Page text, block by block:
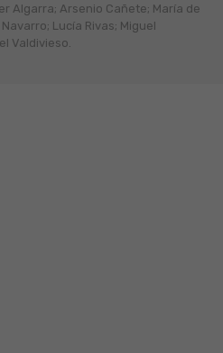
Algarra; Arsenio Cañete; María de
Lucía Rivas; Miguel
Valdivieso.